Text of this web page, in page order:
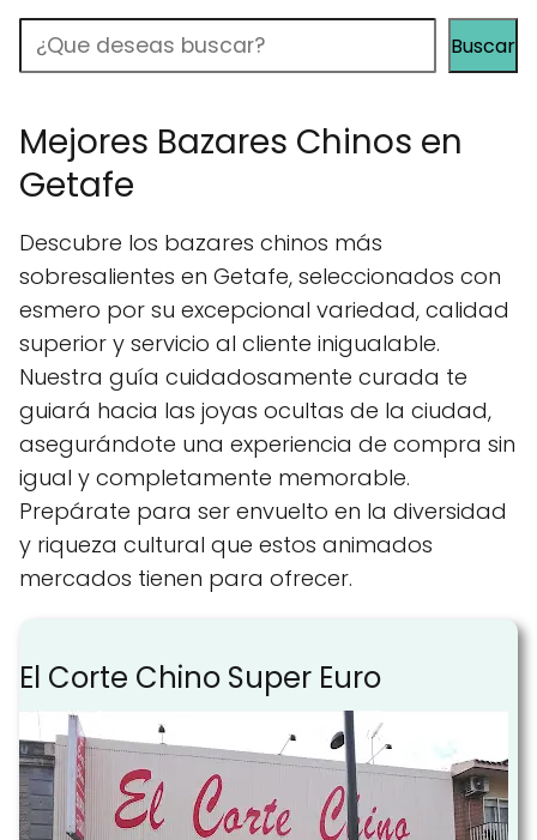
Buscar Buscar
Mejores Bazares Chinos en
Getafe
Descubre los bazares chinos más
sobresalientes en Getafe, seleccionados con
esmero por su excepcional variedad, calidad
superior y servicio al cliente inigualable.
Nuestra guía cuidadosamente curada te
guiará hacia las joyas ocultas de la ciudad,
asegurándote una experiencia de compra sin
igual y completamente memorable.
Prepárate para ser envuelto en la diversidad
y riqueza cultural que estos animados
mercados tienen para ofrecer.
El Corte Chino Super Euro